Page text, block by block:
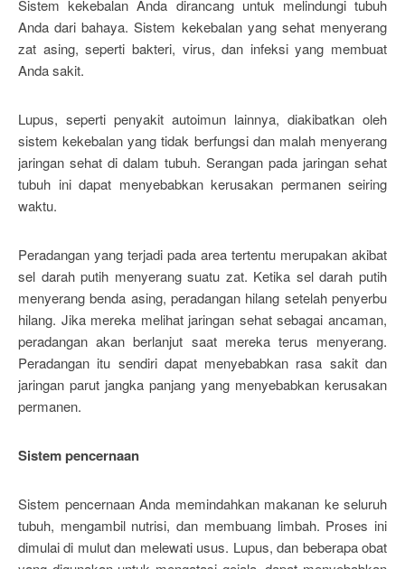
Sistem kekebalan Anda dirancang untuk melindungi tubuh
Anda dari bahaya. Sistem kekebalan yang sehat menyerang
zat asing, seperti bakteri, virus, dan infeksi yang membuat
Anda sakit.
Lupus, seperti penyakit autoimun lainnya, diakibatkan oleh
sistem kekebalan yang tidak berfungsi dan malah menyerang
jaringan sehat di dalam tubuh. Serangan pada jaringan sehat
tubuh ini dapat menyebabkan kerusakan permanen seiring
waktu.
Peradangan yang terjadi pada area tertentu merupakan akibat
sel darah putih menyerang suatu zat. Ketika sel darah putih
menyerang benda asing, peradangan hilang setelah penyerbu
hilang. Jika mereka melihat jaringan sehat sebagai ancaman,
peradangan akan berlanjut saat mereka terus menyerang.
Peradangan itu sendiri dapat menyebabkan rasa sakit dan
jaringan parut jangka panjang yang menyebabkan kerusakan
permanen.
Sistem pencernaan
Sistem pencernaan Anda memindahkan makanan ke seluruh
tubuh, mengambil nutrisi, dan membuang limbah. Proses ini
dimulai di mulut dan melewati usus. Lupus, dan beberapa obat